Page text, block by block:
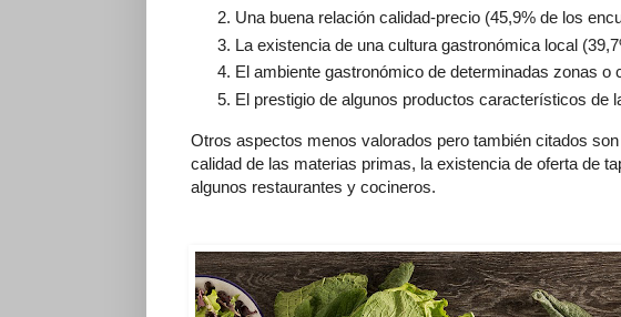
Una buena relación calidad-precio (45,9% de los
La existencia de una cultura gastronómica local
El ambiente gastronómico de determinadas zonas o
El prestigio de algunos productos característicos de
Otros aspectos menos valorados pero también citados
calidad de las materias primas, la existencia de oferta de
algunos restaurantes y cocineros.